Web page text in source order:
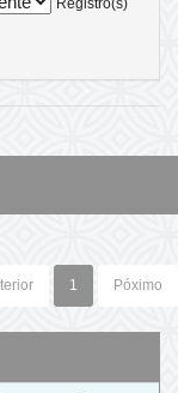
Registro(s)
1 Póximo